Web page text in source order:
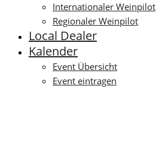
Internationaler Weinpilot
Regionaler Weinpilot
Local Dealer
Kalender
Event Übersicht
Event eintragen